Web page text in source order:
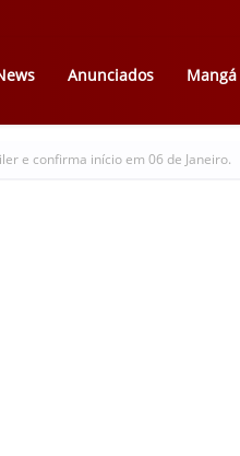
Anunciados Mangá
e confirma início em 06 de Janeiro.